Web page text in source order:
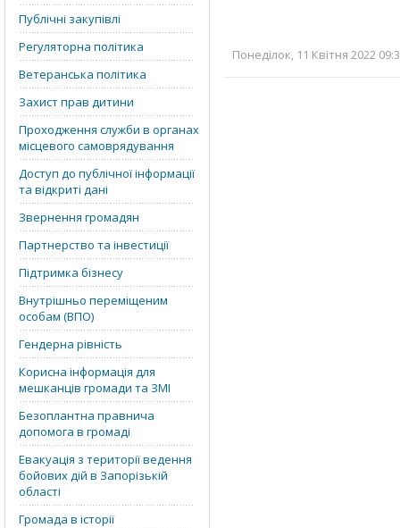
Публічні закупівлі
Регуляторна політика
Ветеранська політика
Захист прав дитини
Проходження служби в органах
місцевого самоврядування
Доступ до публічної інформації
та відкриті дані
Звернення громадян
Партнерство та інвестиції
Підтримка бізнесу
Внутрішньо переміщеним
особам (ВПО)
Гендерна рівність
Корисна інформація для
мешканців громади та ЗМІ
Безоплантна правнича
допомога в громаді
Евакуація з території ведення
бойових дій в Запорізькій
області
Громада в історії
Понеділок, 11 Квітня 2022